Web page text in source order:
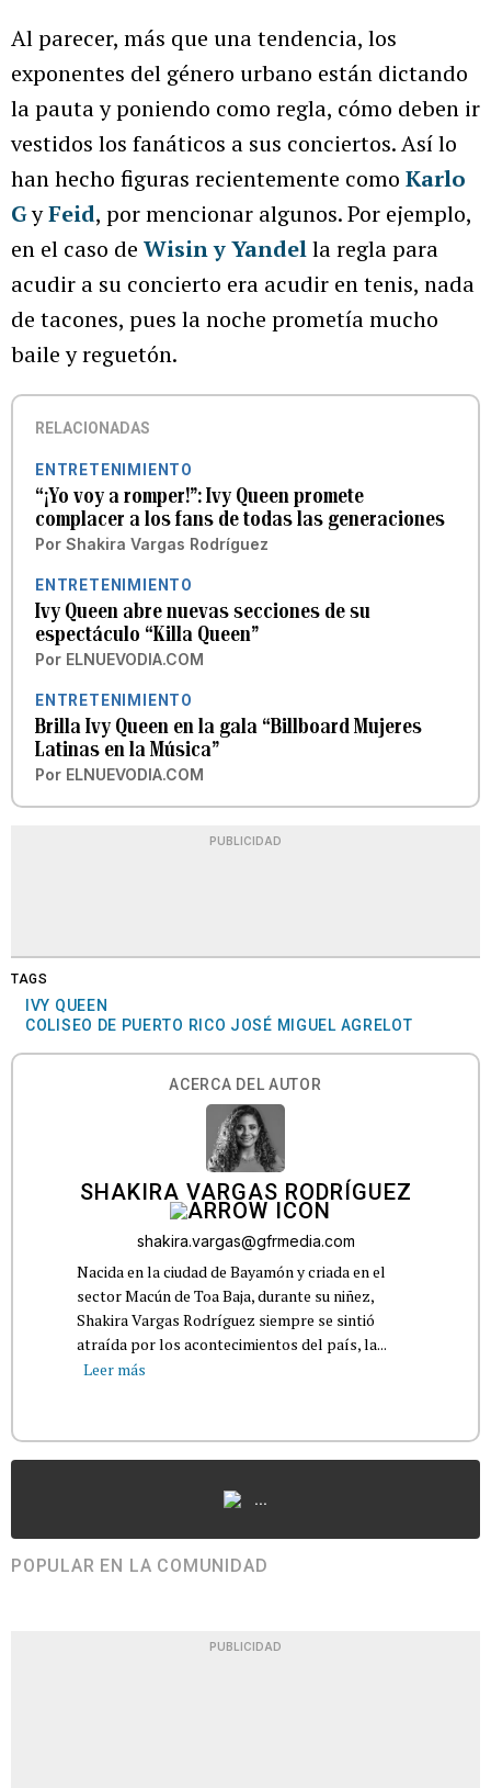
Al parecer, más que una tendencia, los
exponentes del género urbano están dictando
la pauta y poniendo como regla, cómo deben ir
vestidos los fanáticos a sus conciertos. Así lo
han hecho figuras recientemente como Karlo
GyFeid, por mencionar algunos. Por ejemplo,
en el caso de Wisin y Yandella regla para
acudir a su concierto era acudir en tenis, nada
de tacones, pues la noche prometía mucho
baile y reguetón.
RELACIONADAS
ENTRETENIMIENTO
“¡Yo voy a romper!”: Ivy Queen promete
complacer a los fans de todas las generaciones
Por Shakira Vargas Rodríguez
ENTRETENIMIENTO
Ivy Queen abre nuevas secciones de su
espectáculo “Killa Queen”
Por ELNUEVODIA.COM
ENTRETENIMIENTO
Brilla Ivy Queen en la gala “Billboard Mujeres
Latinas en la Música”
Por ELNUEVODIA.COM
PUBLICIDAD
TAGS
IVY QUEEN
COLISEO DE PUERTO RICO JOSÉ MIGUEL AGRELOT
ACERCA DEL AUTOR
SHAKIRA VARGAS RODRÍGUEZ
shakira.vargas@gfrmedia.com
Nacida en la ciudad de Bayamón y criada en el
sector Macún de Toa Baja, durante su niñez,
Shakira Vargas Rodríguez siempre se sintió
atraída por los acontecimientos del país, la...
Leer más
...
POPULAR EN LA COMUNIDAD
PUBLICIDAD